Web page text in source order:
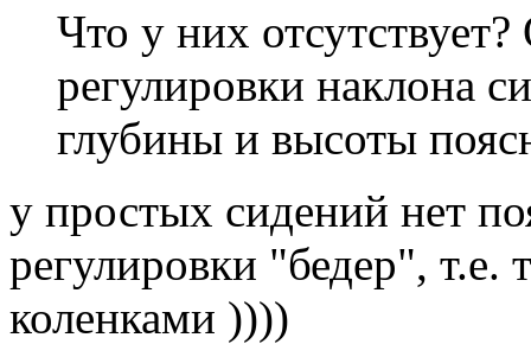
Что у них
регулировки наклона
глубины и высоты
у простых сидений нет
регулировки "бедер", т.е.
коленками ))))